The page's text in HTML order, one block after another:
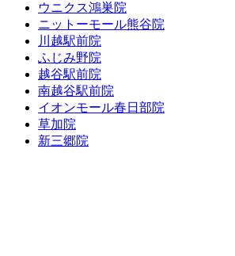
ウニクス鴻巣院
ニットーモール熊谷院
川越駅前院
ふじみ野院
越谷駅前院
南越谷駅前院
イオンモール春日部院
草加院
新三郷院